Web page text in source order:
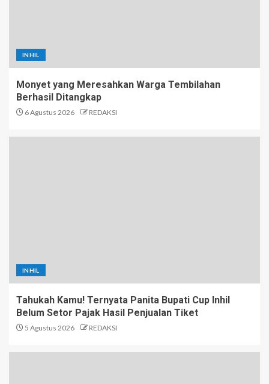
INHIL
Monyet yang Meresahkan Warga Tembilahan
Berhasil Ditangkap
6 Agustus 2026 REDAKSI
INHIL
Tahukah Kamu! Ternyata Panita Bupati Cup Inhil
Belum Setor Pajak Hasil Penjualan Tiket
5 Agustus 2026 REDAKSI